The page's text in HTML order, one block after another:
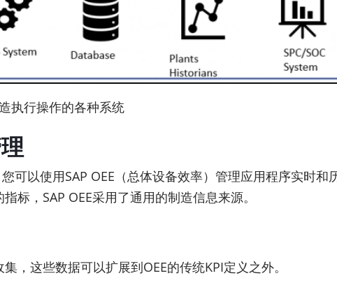
执行操作的各种系统
可以使用SAP OEE（总体设备效率）管理应用程序实时
标，SAP OEE采用了通用的制造信息来源。
，这些数据可以扩展到OEE的传统KPI定义之外。